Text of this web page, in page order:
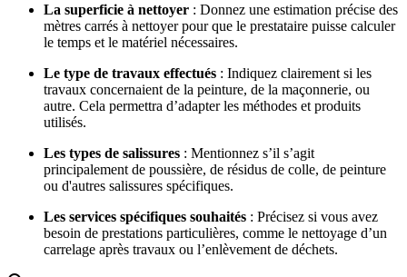
La superficie à nettoyer : Donnez une estimation précise des
mètres carrés à nettoyer pour que le prestataire puisse calculer
le temps et le matériel nécessaires.
Le type de travaux effectués : Indiquez clairement si les
travaux concernaient de la peinture, de la maçonnerie, ou
autre. Cela permettra d’adapter les méthodes et produits
utilisés.
Les types de salissures : Mentionnez s’il s’agit
principalement de poussière, de résidus de colle, de peinture
ou d'autres salissures spécifiques.
Les services spécifiques souhaités : Précisez si vous avez
besoin de prestations particulières, comme le nettoyage d’un
carrelage après travaux ou l’enlèvement de déchets.